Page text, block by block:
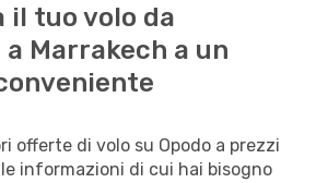
il tuo volo da
a Marrakech a un
offerte di volo su Opodo a prezzi
informazioni di cui hai bisogno